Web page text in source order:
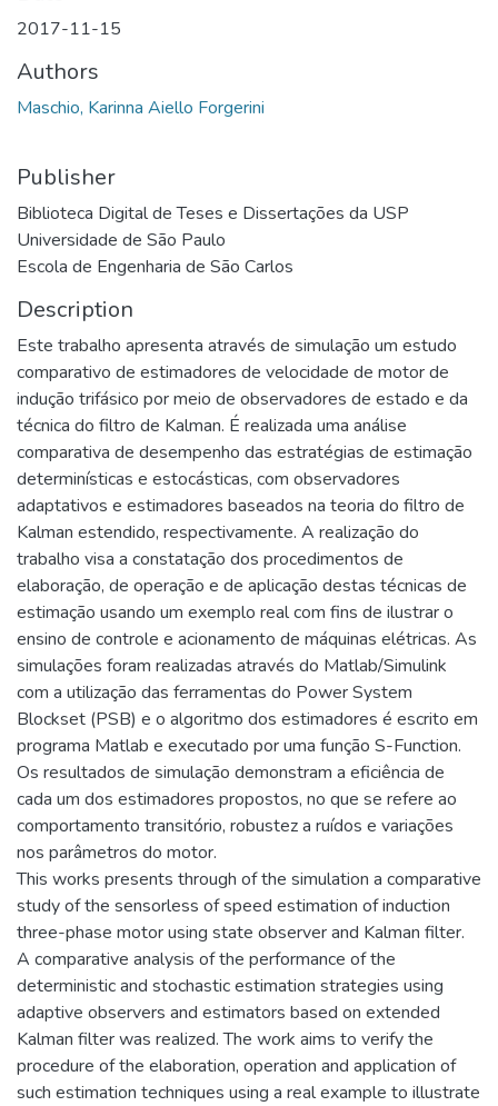
2017-11-15
Authors
Maschio, Karinna Aiello Forgerini
Publisher
Biblioteca Digital de Teses e Dissertações da USP
Universidade de São Paulo
Escola de Engenharia de São Carlos
Description
Este trabalho apresenta através de simulação um estudo
comparativo de estimadores de velocidade de motor de
indução trifásico por meio de observadores de estado e da
técnica do filtro de Kalman. É realizada uma análise
comparativa de desempenho das estratégias de estimação
determinísticas e estocásticas, com observadores
adaptativos e estimadores baseados na teoria do filtro de
Kalman estendido, respectivamente. A realização do
trabalho visa a constatação dos procedimentos de
elaboração, de operação e de aplicação destas técnicas de
estimação usando um exemplo real com fins de ilustrar o
ensino de controle e acionamento de máquinas elétricas. As
simulações foram realizadas através do Matlab/Simulink
com a utilização das ferramentas do Power System
Blockset (PSB) e o algoritmo dos estimadores é escrito em
programa Matlab e executado por uma função S-Function.
Os resultados de simulação demonstram a eficiência de
cada um dos estimadores propostos, no que se refere ao
comportamento transitório, robustez a ruídos e variações
nos parâmetros do motor.
This works presents through of the simulation a comparative
study of the sensorless of speed estimation of induction
three-phase motor using state observer and Kalman filter.
A comparative analysis of the performance of the
deterministic and stochastic estimation strategies using
adaptive observers and estimators based on extended
Kalman filter was realized. The work aims to verify the
procedure of the elaboration, operation and application of
such estimation techniques using a real example to illustrate